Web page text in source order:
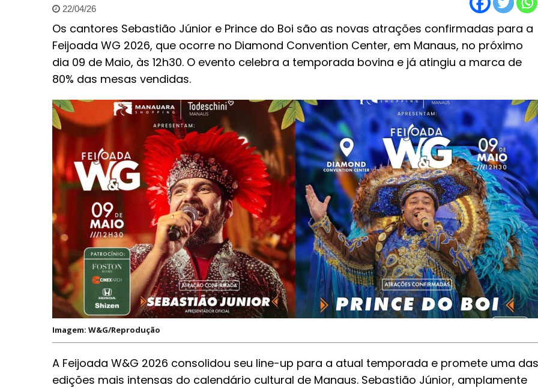
22/04/26
Os cantores Sebastião Júnior e Prince do Boi são as novas atrações confirmadas para a
Feijoada WG 2026, que ocorre no Diamond Convention Center, em Manaus, no próximo
dia 09 de Maio, às 12h30. O evento celebra a temporada bovina e já atingiu a marca de
80% das mesas vendidas.
Imagem: W&G/Reprodução
A Feijoada W&G 2026 consolidou seu line-up para a atual temporada e promete uma das
edições mais intensas do calendário cultural de Manaus. Sebastião Júnior, amplamente